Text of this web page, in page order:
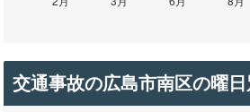
交通事故の広島市南区の曜